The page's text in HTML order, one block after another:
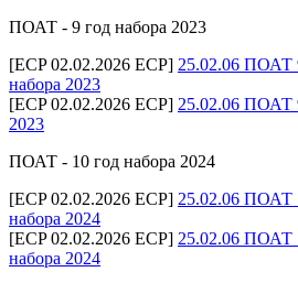
ПОАТ - 9 год набора 2023
[ECP 02.02.2026 ECP] 25.02.06
набора 2023
[ECP 02.02.2026 ECP] 25.02.06
2023
ПОАТ - 10 год набора 2024
[ECP 02.02.2026 ECP] 25.02.06
набора 2024
[ECP 02.02.2026 ECP] 25.02.06
набора 2024